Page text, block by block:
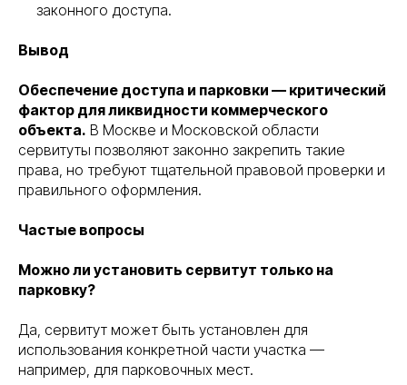
законного доступа.
Вывод
Обеспечение доступа и парковки — критический
фактор для ликвидности коммерческого
объекта. В Москве и Московской области
сервитуты позволяют законно закрепить такие
права, но требуют тщательной правовой проверки и
правильного оформления.
Частые вопросы
Можно ли установить сервитут только на
парковку?
Да, сервитут может быть установлен для
использования конкретной части участка —
например, для парковочных мест.